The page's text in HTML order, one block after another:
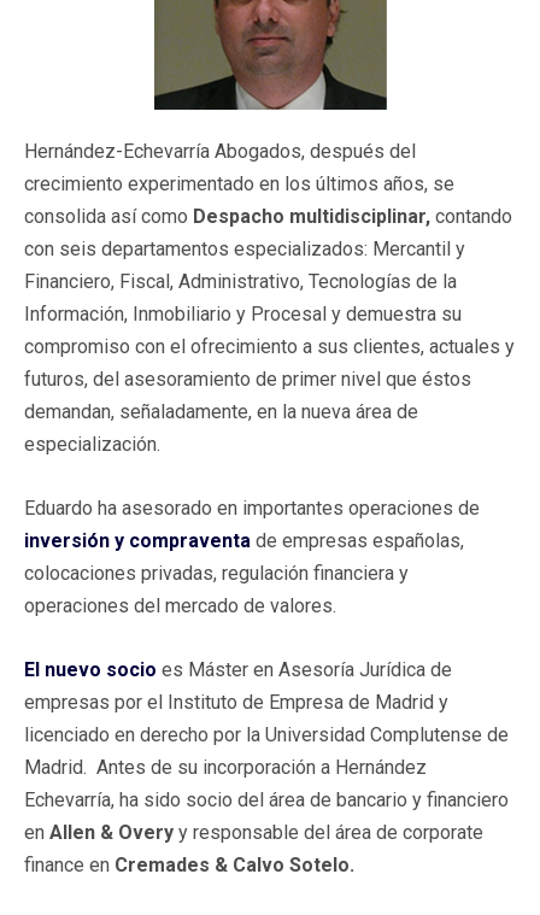
Hernández-Echevarría Abogados, después del
crecimiento experimentado en los últimos años, se
consolida así como Despacho multidisciplinar, contando
con seis departamentos especializados: Mercantil y
Financiero, Fiscal, Administrativo, Tecnologías de la
Información, Inmobiliario y Procesal y demuestra su
compromiso con el ofrecimiento a sus clientes, actuales y
futuros, del asesoramiento de primer nivel que éstos
demandan, señaladamente, en la nueva área de
especialización.
Eduardo ha asesorado en importantes operaciones de
inversión y compraventa de empresas españolas,
colocaciones privadas, regulación financiera y
operaciones del mercado de valores.
El nuevo socio es Máster en Asesoría Jurídica de
empresas por el Instituto de Empresa de Madrid y
licenciado en derecho por la Universidad Complutense de
Madrid. Antes de su incorporación a Hernández
Echevarría, ha sido socio del área de bancario y financiero
en Allen & Overy y responsable del área de corporate
finance en Cremades & Calvo Sotelo.